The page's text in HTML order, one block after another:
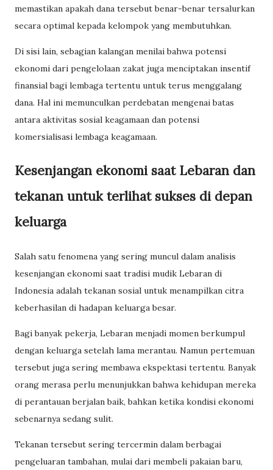
memastikan apakah dana tersebut benar-benar tersalurkan
secara optimal kepada kelompok yang membutuhkan.
Di sisi lain, sebagian kalangan menilai bahwa potensi
ekonomi dari pengelolaan zakat juga menciptakan insentif
finansial bagi lembaga tertentu untuk terus menggalang
dana. Hal ini memunculkan perdebatan mengenai batas
antara aktivitas sosial keagamaan dan potensi
komersialisasi lembaga keagamaan.
Kesenjangan ekonomi saat Lebaran dan
tekanan untuk terlihat sukses di depan
keluarga
Salah satu fenomena yang sering muncul dalam analisis
kesenjangan ekonomi saat tradisi mudik Lebaran di
Indonesia adalah tekanan sosial untuk menampilkan citra
keberhasilan di hadapan keluarga besar.
Bagi banyak pekerja, Lebaran menjadi momen berkumpul
dengan keluarga setelah lama merantau. Namun pertemuan
tersebut juga sering membawa ekspektasi tertentu. Banyak
orang merasa perlu menunjukkan bahwa kehidupan mereka
di perantauan berjalan baik, bahkan ketika kondisi ekonomi
sebenarnya sedang sulit.
Tekanan tersebut sering tercermin dalam berbagai
pengeluaran tambahan, mulai dari membeli pakaian baru,